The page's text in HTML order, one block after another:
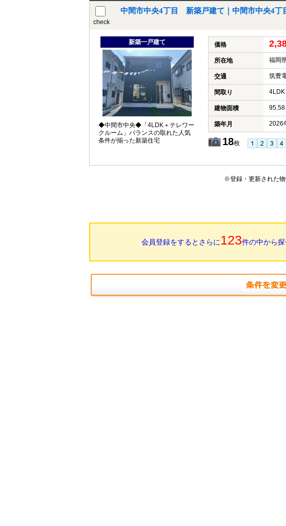
check
中間市中央4丁目 新築戸建て｜中間市中央4丁
新築一戸建て
◆中間市中央◆「4LDK＋テレワー
クルーム」バランスの取れた人気
条件が揃った新築住宅
価格
所在地 福岡
交通 筑豊
間取り 4LDK
建物面積 95.58
築年月 2026
18枚
※登録・更新された物
会員登録をするとさらに 123件の中から探